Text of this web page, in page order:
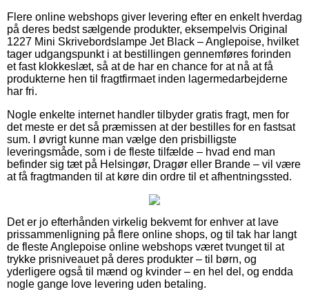
Flere online webshops giver levering efter en enkelt hverdag
på deres bedst sælgende produkter, eksempelvis Original
1227 Mini Skrivebordslampe Jet Black – Anglepoise, hvilket
tager udgangspunkt i at bestillingen gennemføres forinden
et fast klokkeslæt, så at de har en chance for at nå at få
produkterne hen til fragtfirmaet inden lagermedarbejderne
har fri.
Nogle enkelte internet handler tilbyder gratis fragt, men for
det meste er det så præmissen at der bestilles for en fastsat
sum. I øvrigt kunne man vælge den prisbilligste
leveringsmåde, som i de fleste tilfælde – hvad end man
befinder sig tæt på Helsingør, Dragør eller Brande – vil være
at få fragtmanden til at køre din ordre til et afhentningssted.
Det er jo efterhånden virkelig bekvemt for enhver at lave
prissammenligning på flere online shops, og til tak har langt
de fleste Anglepoise online webshops været tvunget til at
trykke prisniveauet på deres produkter – til børn, og
yderligere også til mænd og kvinder – en hel del, og endda
nogle gange love levering uden betaling.